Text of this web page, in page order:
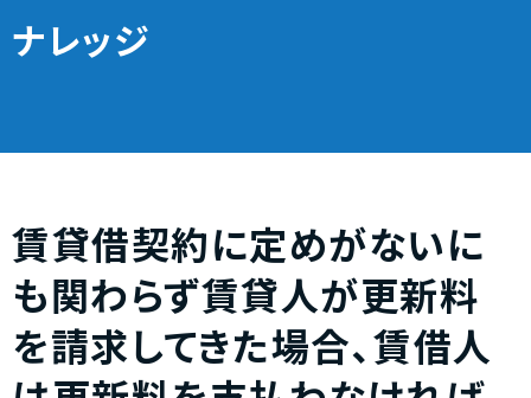
ナレッジ
賃貸借契約に定めがないに
も関わらず賃貸人が更新料
を請求してきた場合、賃借人